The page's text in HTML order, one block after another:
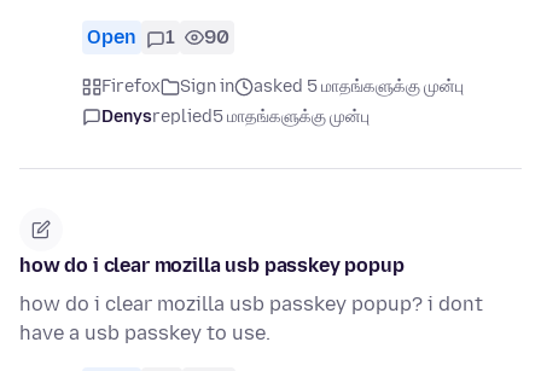
Open 1 90
Firefox Sign in
asked 5 மாதங்களுக்கு முன்பு
Denysreplied5 மாதங்களுக்கு முன்பு
how do i clear mozilla usb passkey popup
how do i clear mozilla usb passkey popup? i dont
have a usb passkey to use.